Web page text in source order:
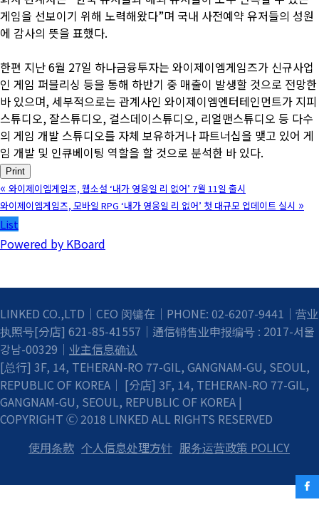
게임을 선보이기 위해 노력해왔다”며 국내 사전예약 유저들의 성원
에 감사의 뜻을 표했다.
한편 지난 6월 27일 하나금융투자는 와이제이엠게임즈가 신규사업
인 게임 퍼블리싱 등을 통해 하반기 중 매출이 발생할 것으로 전망한
바 있으며, 세부적으로는 관계사인 와이제이엠엔터테인먼트가 지피
스튜디오, 잘스튜디오, 걸스데이스튜디오, 리얼맨스튜디오 등 다수
의 게임 개발 스튜디오를 자체 보유하거나 파트너십을 맺고 있어 게
임 개발 및 인큐베이팅 역할을 할 것으로 분석한 바 있다.
Print
« 와이제이엠게임즈, 웹소설 ‘내가 영웅일 리 없어’ 7월 11일 출시
와이제이엠게임즈, 모바일 RPG ‘내가 영웅일 리 없어’ 첫 대규모 업데이트 실시 »
List
Powered by KBoard
LINKED CO.,LTD｜CEO 闵镛在｜PHONE: 02-6207-9441｜营业
执照号[分店] 621-85-41557｜通信销售业申报编号 : 2017-서울
강남-00329｜ 业主信息确认
[总行] 3F, 14, TEHERAN-RO 77-GIL, GANGNAM-GU, SEOUL,
REPUBLIC OF KOREA｜ [分店] 3F, 14, TEHERAN-RO 77-GIL,
GANGNAM-GU, SEOUL, REPUBLIC OF KOREA |
COPYRIGHT Ⓒ 2018 LINKED ALL RIGHTS RESERVED
使用条款 个人信息处理方针 服务运营政策 POLICY